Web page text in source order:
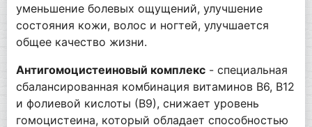
уменьшение болевых ощущений, улучшение
состояния кожи, волос и ногтей, улучшается
общее качество жизни.
Антигомоцистеиновый комплекс- специальная
сбалансированная комбинация витаминов В6, В12
и фолиевой кислоты (В9), снижает уровень
гомоцистеина, который обладает способностью